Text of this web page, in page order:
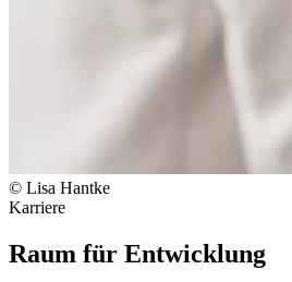
© Lisa Hantke
Karriere
Raum für Entwicklung